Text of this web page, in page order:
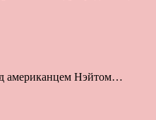
американцем Нэйтом…